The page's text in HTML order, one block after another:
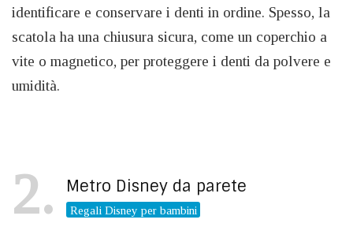
identificare e conservare i denti in ordine. Spesso, la
scatola ha una chiusura sicura, come un coperchio a
vite o magnetico, per proteggere i denti da polvere e
umidità.
2 Metro Disney da parete
Regali Disney per bambini